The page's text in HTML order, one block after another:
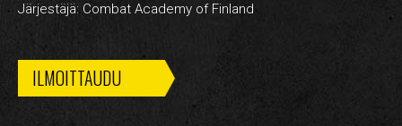
Järjestäjä: Combat Academy of Finland
ILMOITTAUDU